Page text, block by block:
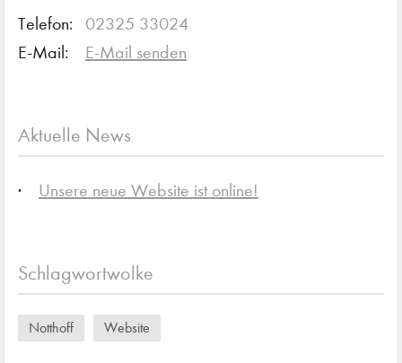
Telefon:
02325 33024
E-Mail:
E-Mail senden
Aktuelle News
Unsere neue Website ist online!
Schlagwortwolke
Notthoff Website